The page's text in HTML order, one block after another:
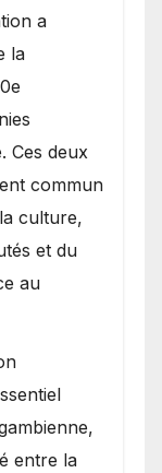
a
la
Ces deux
commun
culture,
et du
au
entre la